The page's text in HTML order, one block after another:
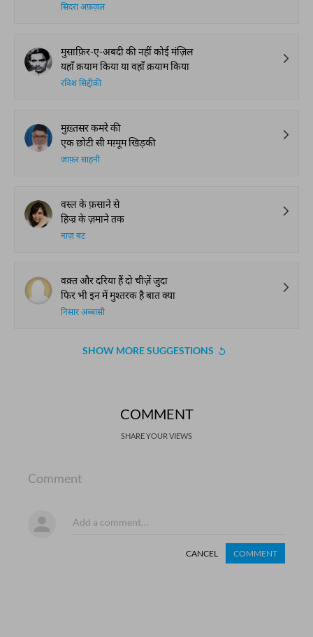
सिदरा अफ़ज़ल
मुसाफ़िर-ए-अबदी की नहीं कोई मंज़िल
यहाँ क़याम किया या वहाँ क़याम किया
रविश सिद्दीक़ी
मुख़्तसर कमरे की
एक छोटी सी मग़्मूम खिड़की
जाफ़र साहनी
वस्ल के फ़साने से
हिज्र के ज़माने तक
नाज़ बट
वक़्त और दरिया हैं दो चीज़ें जुदा
फिर भी इन में मुश्तरक है बात क्या
निसार अब्बासी
SHOW MORE SUGGESTIONS
COMMENT
SHARE YOUR VIEWS
Comment
CANCEL COMMENT